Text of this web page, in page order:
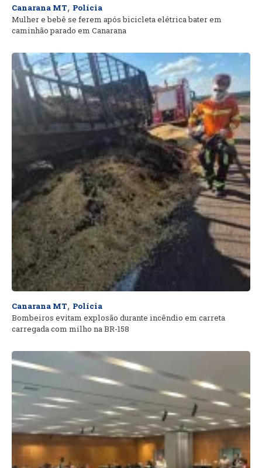
Canarana MT, Polícia
Mulher e bebê se ferem após bicicleta elétrica bater em
caminhão parado em Canarana
Canarana MT, Polícia
Bombeiros evitam explosão durante incêndio em carreta
carregada com milho na BR-158